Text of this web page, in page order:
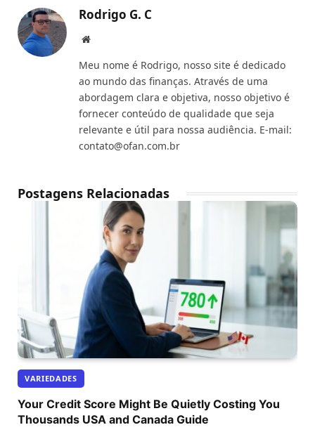
Rodrigo G. C
Website
Meu nome é Rodrigo, nosso site é dedicado
ao mundo das finanças. Através de uma
abordagem clara e objetiva, nosso objetivo é
fornecer conteúdo de qualidade que seja
relevante e útil para nossa audiência. E-mail:
contato@ofan.com.br
Postagens Relacionadas
VARIEDADES
Your Credit Score Might Be Quietly Costing You
Thousands USA and Canada Guide